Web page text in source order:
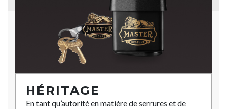
HÉRITAGE
En tant qu’autorité en matière de serrures et de